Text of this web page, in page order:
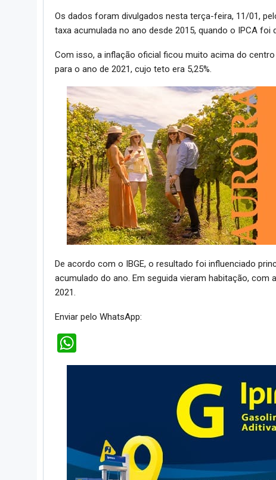
Os dados foram divulgados nesta terça-feira, 11/01,
taxa acumulada no ano desde 2015, quando o IPCA foi
Com isso, a inflação oficial ficou muito acima do
para o ano de 2021, cujo teto era 5,25%.
De acordo com o IBGE, o resultado foi influenciado
acumulado do ano. Em seguida vieram habitação, com
2021.
Enviar pelo WhatsApp: